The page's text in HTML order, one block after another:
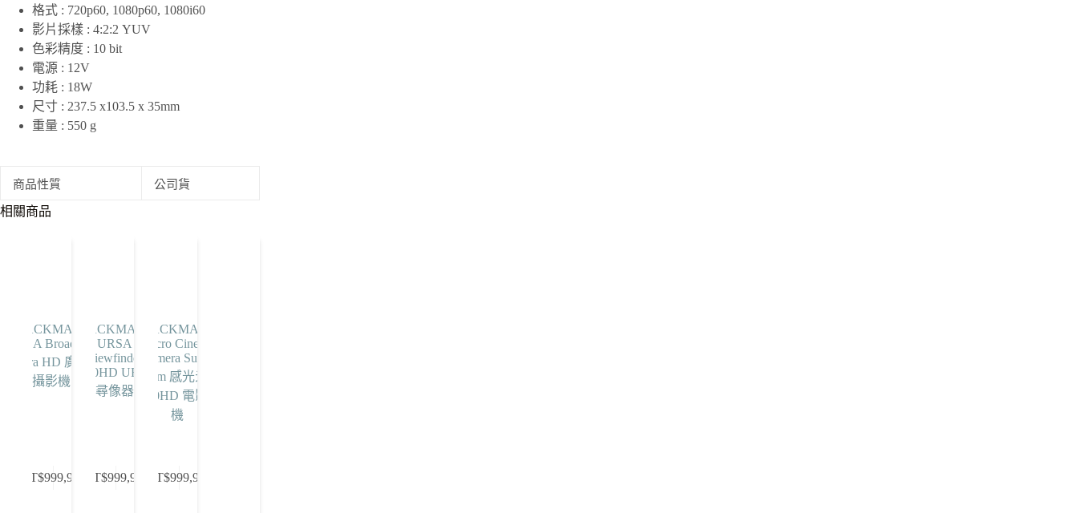
格式 : 720p60, 1080p60, 1080i60
影片採樣 : 4:2:2 YUV
色彩精度 : 10 bit
電源 : 12V
功耗 : 18W
尺寸 : 237.5 x103.5 x 35mm
重量 : 550 g
商品性質 公司貨
相關商品
BLACKMAGIC
URSA Broadcast
Ultra HD 廣播
攝影機
NT$999,999
購
BLACKMAGIC
URSA
Viewfinder
1080HD URSA
尋像器
NT$999,999
購
BLACKMAGIC
Micro Cinema
Camera Super
16mm 感光元件
1080HD 電影相
機
NT$999,999